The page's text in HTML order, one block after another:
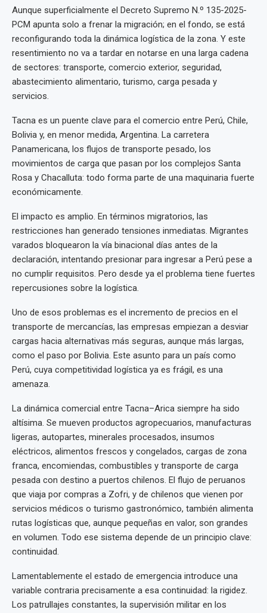
Aunque superficialmente el Decreto Supremo N.º 135-2025-
PCM apunta solo a frenar la migración; en el fondo, se está
reconfigurando toda la dinámica logística de la zona. Y este
resentimiento no va a tardar en notarse en una larga cadena
de sectores: transporte, comercio exterior, seguridad,
abastecimiento alimentario, turismo, carga pesada y
servicios.
Tacna es un puente clave para el comercio entre Perú, Chile,
Bolivia y, en menor medida, Argentina. La carretera
Panamericana, los flujos de transporte pesado, los
movimientos de carga que pasan por los complejos Santa
Rosa y Chacalluta: todo forma parte de una maquinaria fuerte
económicamente.
El impacto es amplio. En términos migratorios, las
restricciones han generado tensiones inmediatas. Migrantes
varados bloquearon la vía binacional días antes de la
declaración, intentando presionar para ingresar a Perú pese a
no cumplir requisitos. Pero desde ya el problema tiene fuertes
repercusiones sobre la logística.
Uno de esos problemas es el incremento de precios en el
transporte de mercancías, las empresas empiezan a desviar
cargas hacia alternativas más seguras, aunque más largas,
como el paso por Bolivia. Este asunto para un país como
Perú, cuya competitividad logística ya es frágil, es una
amenaza.
La dinámica comercial entre Tacna–Arica siempre ha sido
altísima. Se mueven productos agropecuarios, manufacturas
ligeras, autopartes, minerales procesados, insumos
eléctricos, alimentos frescos y congelados, cargas de zona
franca, encomiendas, combustibles y transporte de carga
pesada con destino a puertos chilenos. El flujo de peruanos
que viaja por compras a Zofri, y de chilenos que vienen por
servicios médicos o turismo gastronómico, también alimenta
rutas logísticas que, aunque pequeñas en valor, son grandes
en volumen. Todo ese sistema depende de un principio clave:
continuidad.
Lamentablemente el estado de emergencia introduce una
variable contraria precisamente a esa continuidad: la rigidez.
Los patrullajes constantes, la supervisión militar en los